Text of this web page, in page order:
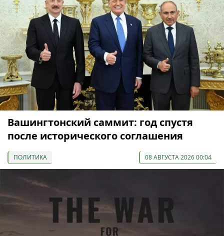
Вашингтонский саммит: год спустя
после исторического соглашения
ПОЛИТИКА 08 АВГУСТА 2026 00:04